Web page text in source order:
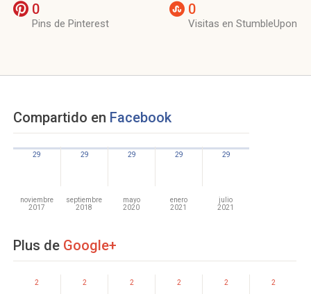
0
Pins de Pinterest
0
Visitas en StumbleUpon
Compartido en Facebook
29
noviembre
2017
29
septiembre
2018
29
mayo
2020
29
enero
2021
29
julio
2021
Plus de Google+
2 2 2 2 2 2